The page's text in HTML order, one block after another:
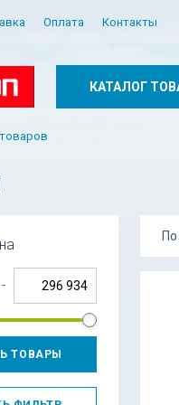
Оплата Контакты
КАТАЛОГ
-
ТОВАРЫ